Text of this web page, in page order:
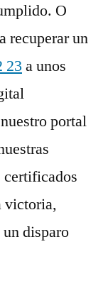
O
recuperar un
23 a unos
portal
certificados
victoria,
disparo